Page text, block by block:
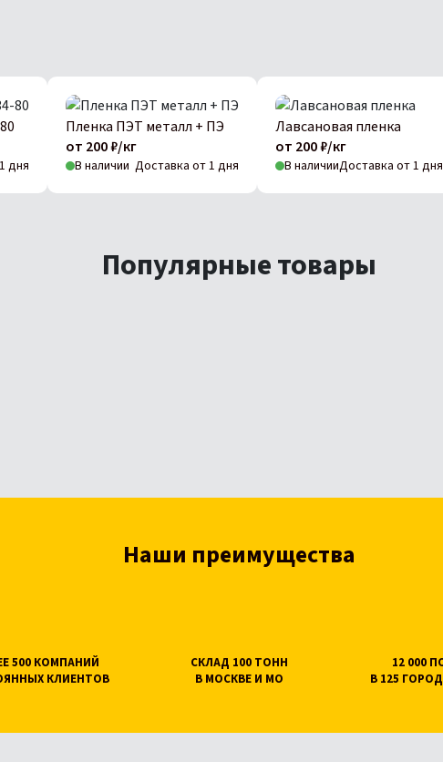
дня
Пленка ПЭТ металл + ПЭ
от 200 ₽/кг
В наличии Доставка от 1 дня
Лавсановая пленка
от 200 ₽/кг
В наличииДоставка от 1 дня
Популярные товары
Наши преимущества
500 КОМПАНИЙ
КЛИЕНТОВ
СКЛАД 100 ТОНН
В МОСКВЕ И МО
12 000
В 125